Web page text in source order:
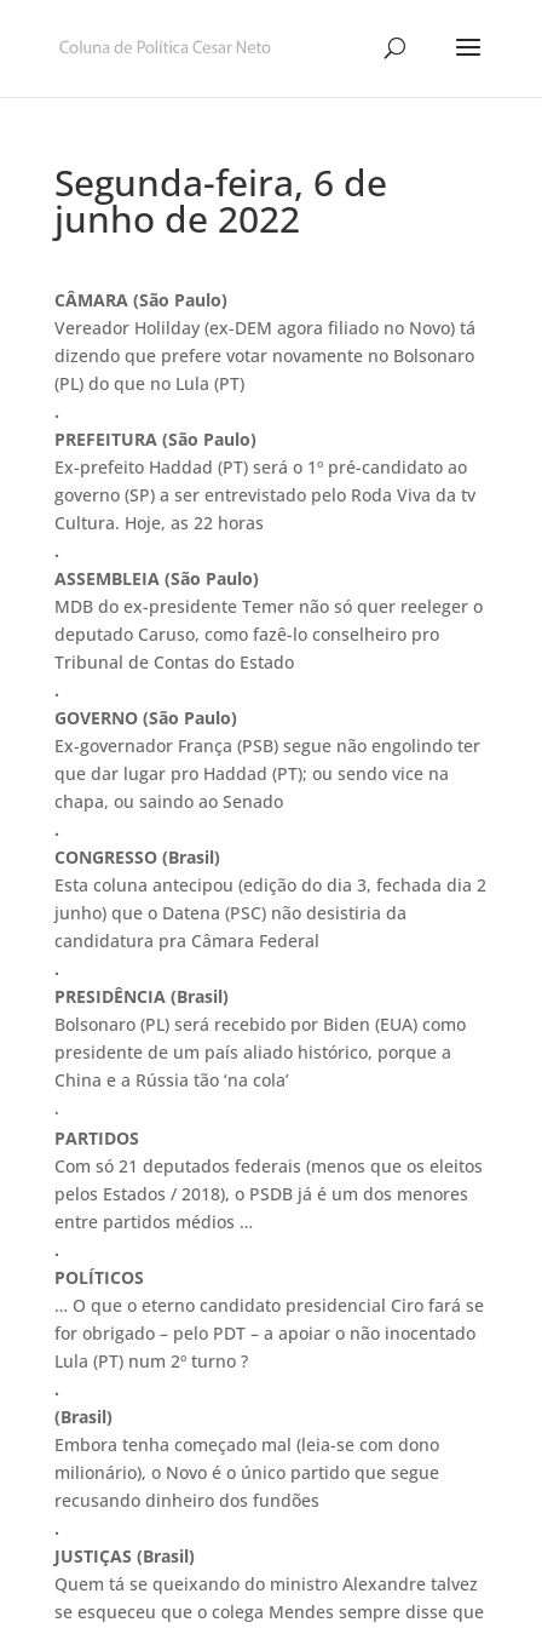
Segunda-feira, 6 de
junho de 2022
CÂMARA (São Paulo)
Vereador Holilday (ex-DEM agora filiado no Novo) tá
dizendo que prefere votar novamente no Bolsonaro
(PL) do que no Lula (PT)
.
PREFEITURA (São Paulo)
Ex-prefeito Haddad (PT) será o 1º pré-candidato ao
governo (SP) a ser entrevistado pelo Roda Viva da tv
Cultura. Hoje, as 22 horas
.
ASSEMBLEIA (São Paulo)
MDB do ex-presidente Temer não só quer reeleger o
deputado Caruso, como fazê-lo conselheiro pro
Tribunal de Contas do Estado
.
GOVERNO (São Paulo)
Ex-governador França (PSB) segue não engolindo ter
que dar lugar pro Haddad (PT); ou sendo vice na
chapa, ou saindo ao Senado
.
CONGRESSO (Brasil)
Esta coluna antecipou (edição do dia 3, fechada dia 2
junho) que o Datena (PSC) não desistiria da
candidatura pra Câmara Federal
.
PRESIDÊNCIA (Brasil)
Bolsonaro (PL) será recebido por Biden (EUA) como
presidente de um país aliado histórico, porque a
China e a Rússia tão ‘na cola’
.
PARTIDOS
Com só 21 deputados federais (menos que os eleitos
pelos Estados / 2018), o PSDB já é um dos menores
entre partidos médios …
.
POLÍTICOS
… O que o eterno candidato presidencial Ciro fará se
for obrigado – pelo PDT – a apoiar o não inocentado
Lula (PT) num 2º turno ?
.
(Brasil)
Embora tenha começado mal (leia-se com dono
milionário), o Novo é o único partido que segue
recusando dinheiro dos fundões
.
JUSTIÇAS (Brasil)
Quem tá se queixando do ministro Alexandre talvez
se esqueceu que o colega Mendes sempre disse que